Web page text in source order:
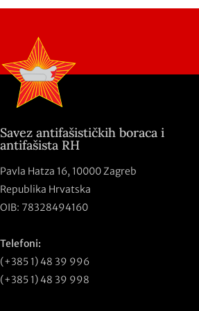
Savez antifašističkih boraca i
antifašista RH
Pavla Hatza 16, 10000 Zagreb
Republika Hrvatska
OIB: 78328494160
Telefoni:
(+385 1) 48 39 996
(+385 1) 48 39 998